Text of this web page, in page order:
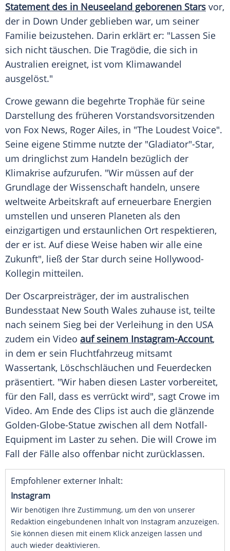
Statement des in Neuseeland geborenen Stars vor,
der in Down Under geblieben war, um seiner
Familie beizustehen. Darin erklärt er: "Lassen Sie
sich nicht täuschen. Die Tragödie, die sich in
Australien ereignet, ist vom Klimawandel
ausgelöst."
Crowe gewann die begehrte Trophäe für seine
Darstellung des früheren Vorstandsvorsitzenden
von Fox News, Roger Ailes, in "The Loudest Voice".
Seine eigene Stimme nutzte der "Gladiator"-Star,
um dringlichst zum Handeln bezüglich der
Klimakrise aufzurufen. "Wir müssen auf der
Grundlage der Wissenschaft handeln, unsere
weltweite Arbeitskraft auf erneuerbare Energien
umstellen und unseren Planeten als den
einzigartigen und erstaunlichen Ort respektieren,
der er ist. Auf diese Weise haben wir alle eine
Zukunft", ließ der Star durch seine Hollywood-
Kollegin mitteilen.
Der Oscarpreisträger, der im australischen
Bundesstaat New South Wales zuhause ist, teilte
nach seinem Sieg bei der Verleihung in den USA
zudem ein Video auf seinem Instagram-Account,
in dem er sein Fluchtfahrzeug mitsamt
Wassertank, Löschschläuchen und Feuerdecken
präsentiert. "Wir haben diesen Laster vorbereitet,
für den Fall, dass es verrückt wird", sagt Crowe im
Video. Am Ende des Clips ist auch die glänzende
Golden-Globe-Statue zwischen all dem Notfall-
Equipment im Laster zu sehen. Die will Crowe im
Fall der Fälle also offenbar nicht zurücklassen.
Empfohlener externer Inhalt:
Instagram
Wir benötigen Ihre Zustimmung, um den von unserer
Redaktion eingebundenen Inhalt von Instagram anzuzeigen.
Sie können diesen mit einem Klick anzeigen lassen und
auch wieder deaktivieren.